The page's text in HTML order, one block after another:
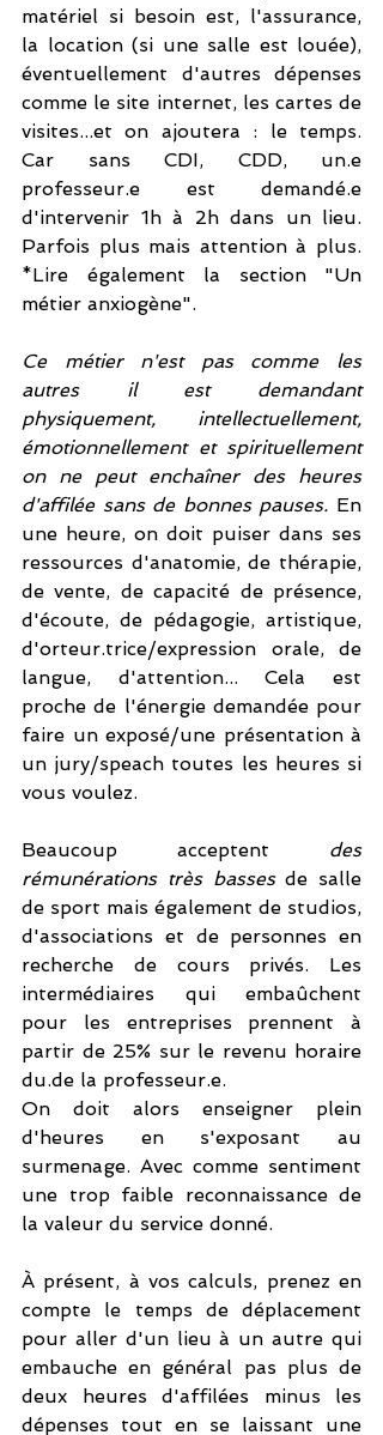
matériel si besoin est, l'assurance,
la location (si une salle est louée),
éventuellement d'autres dépenses
comme le site internet, les cartes de
visites...et on ajoutera : le temps.
Car sans CDI, CDD, un.e
professeur.e est demandé.e
d'intervenir 1h à 2h dans un lieu.
Parfois plus mais attention à plus.
*Lire également la section "Un
métier anxiogène".
Ce métier n'est pas comme les
autres il est demandant
physiquement, intellectuellement,
émotionnellement et spirituellement
on ne peut enchaîner des heures
d'affilée sans de bonnes pauses. En
une heure, on doit puiser dans ses
ressources d'anatomie, de thérapie,
de vente, de capacité de présence,
d'écoute, de pédagogie, artistique,
d'orteur.trice/expression orale, de
langue, d'attention... Cela est
proche de l'énergie demandée pour
faire un exposé/une présentation à
un jury/speach toutes les heures si
vous voulez.
Beaucoup acceptent des
rémunérations très basses de salle
de sport mais également de studios,
d'associations et de personnes en
recherche de cours privés. Les
intermédiaires qui embaûchent
pour les entreprises prennent à
partir de 25% sur le revenu horaire
du.de la professeur.e.
On doit alors enseigner plein
d'heures en s'exposant au
surmenage. Avec comme sentiment
une trop faible reconnaissance de
la valeur du service donné.
À présent, à vos calculs, prenez en
compte le temps de déplacement
pour aller d'un lieu à un autre qui
embauche en général pas plus de
deux heures d'affilées minus les
dépenses tout en se laissant une